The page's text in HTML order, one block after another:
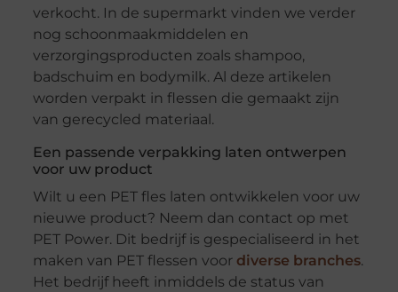
verkocht. In de supermarkt vinden we verder
nog schoonmaakmiddelen en
verzorgingsproducten zoals shampoo,
badschuim en bodymilk. Al deze artikelen
worden verpakt in flessen die gemaakt zijn
van gerecycled materiaal.
Een passende verpakking laten ontwerpen
voor uw product
Wilt u een PET fles laten ontwikkelen voor uw
nieuwe product? Neem dan contact op met
PET Power. Dit bedrijf is gespecialiseerd in het
maken van PET flessen voor diverse branches.
Het bedrijf heeft inmiddels de status van